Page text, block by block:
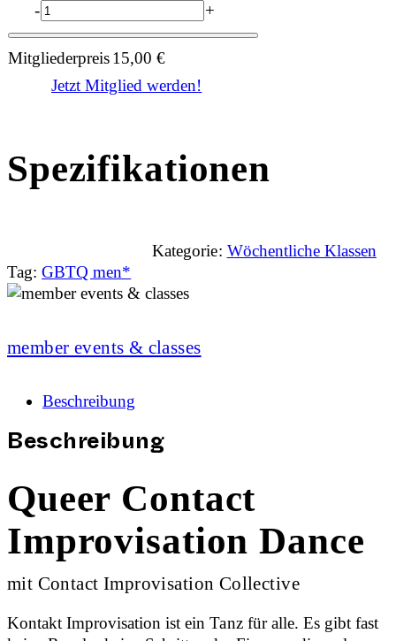
-
+
Mitgliederpreis15,00€
Jetzt Mitglied werden!
Spezifikationen
Kategorie: Wöchentliche Klassen
Tag: GBTQ men*
member events & classes
Beschreibung
Beschreibung
Queer Contact
Improvisation Dance
mit Contact Improvisation Collective
Kontakt Improvisation ist ein Tanz für alle. Es gibt fast